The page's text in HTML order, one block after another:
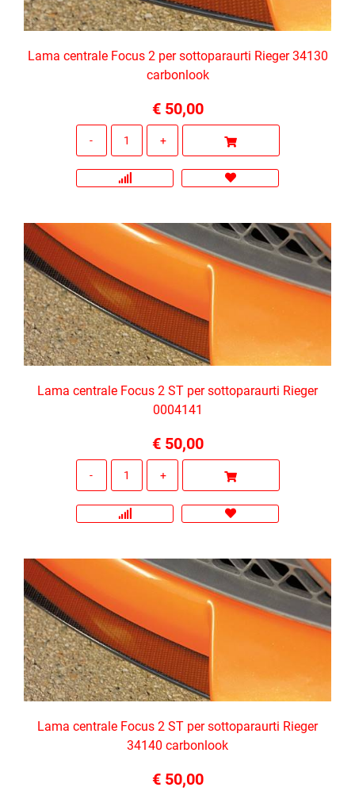
Lama centrale Focus 2 per sottoparaurti Rieger 34130
carbonlook
€ 50,00
Lama centrale Focus 2 ST per sottoparaurti Rieger
0004141
€ 50,00
Lama centrale Focus 2 ST per sottoparaurti Rieger
34140 carbonlook
€ 50,00